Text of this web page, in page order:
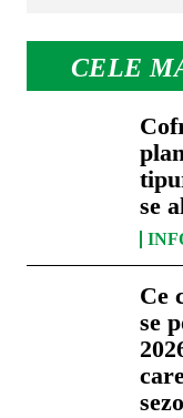
CELE
se
Ce
se